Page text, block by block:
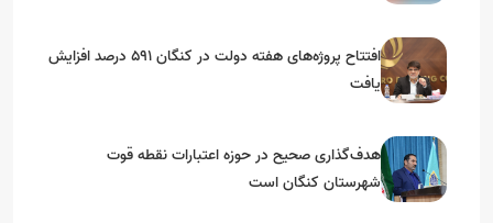
افتتاح پروژه‌های هفته دولت در کنگان ۵۹۱ درصد افزایش
یافت
هدف‌گذاری صحیح در حوزه اعتبارات نقطه قوت
شهرستان کنگان است